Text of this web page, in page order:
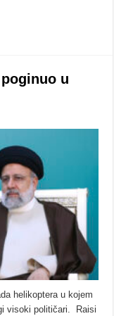
u
helikoptera u kojem
visoki političari. Raisi